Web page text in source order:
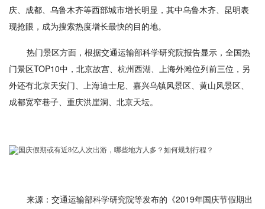
庆、成都、乌鲁木齐等西部城市增长明显，其中乌鲁木齐、昆明表
现抢眼，成为搜索热度增长最快的目的地。
热门景区方面，根据交通运输部科学研究院报告显示，全国热
门景区TOP10中，北京故宫、杭州西湖、上海外滩位列前三位，另
外还有北京天安门、上海迪士尼、嘉兴乌镇风景区、黄山风景区、
成都宽窄巷子、重庆洪崖洞、北京天坛。
来源：交通运输部科学研究院等发布的《2019年国庆节假期出